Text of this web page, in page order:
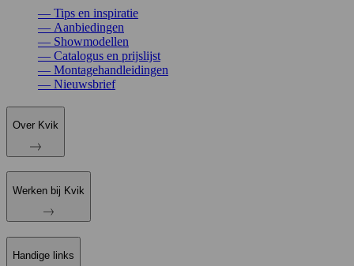
— Tips en inspiratie
— Aanbiedingen
— Showmodellen
— Catalogus en prijslijst
— Montagehandleidingen
— Nieuwsbrief
Over Kvik
Werken bij Kvik
Handige links